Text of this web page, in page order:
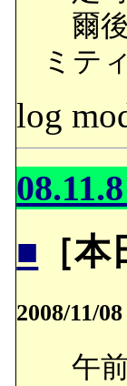
爾後
ミテ
log
■ ［
2008/11/08
午前